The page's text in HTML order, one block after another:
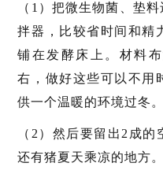
（1）把微生物菌、垫
拌器，比较省时间和精
铺在发酵床上。材料
右，做好这些可以不用
供一个温暖的环境过冬。
（2）然后要留出2成
还有猪夏天乘凉的地方。